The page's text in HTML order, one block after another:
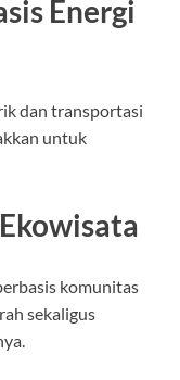
Energi
dan transportasi
untuk
komunitas
sekaligus